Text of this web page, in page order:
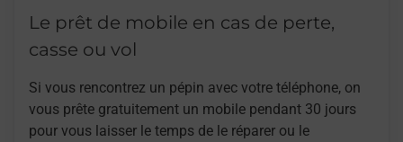
Le prêt de mobile en cas de perte,
casse ou vol
Si vous rencontrez un pépin avec votre téléphone, on
vous prête gratuitement un mobile pendant 30 jours
pour vous laisser le temps de le réparer ou le